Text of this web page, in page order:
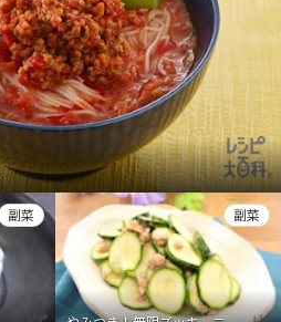
合わせ
トマト
とうもろこし
が ゴーヤ
副菜 副菜